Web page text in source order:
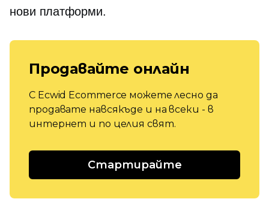
нови платформи.
Продавайте онлайн
С Ecwid Ecommerce можете лесно да
продавате навсякъде и на всеки - в
интернет и по целия свят.
Стартирайте